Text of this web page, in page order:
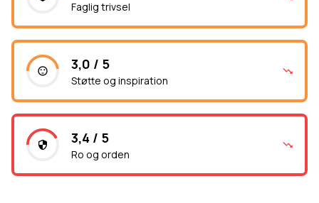
Faglig trivsel
3,0 / 5
Støtte og inspiration
3,4 / 5
Ro og orden